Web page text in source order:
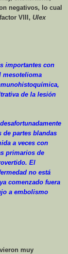
negativos, lo cual
VIII, Ulex
importantes con
mesotelioma
de la lesión
de partes blandas
a veces con
primarios de
El
no está
comenzado fuera
a embolismo
muy